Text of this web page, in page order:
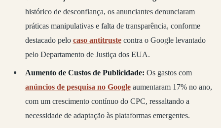
histórico de desconfiança, os anunciantes denunciaram
práticas manipulativas e falta de transparência, conforme
destacado pelo caso antitrustecontra o Google levantado
pelo Departamento de Justiça dos EUA.
Aumento de Custos de Publicidade: Os gastos com
anúncios de pesquisa no Googleaumentaram 17% no ano,
com um crescimento contínuo do CPC, ressaltando a
necessidade de adaptação às plataformas emergentes.